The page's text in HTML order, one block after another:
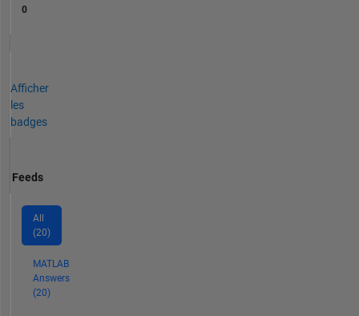
0
Afficher
les
badges
Feeds
All
(20)
MATLAB
Answers
(20)